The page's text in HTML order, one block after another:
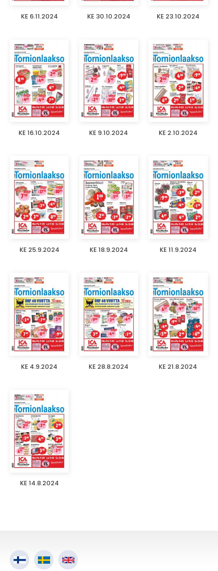
KE 6.11.2024 KE 30.10.2024 KE 23.10.2024
KE 16.10.2024 KE 9.10.2024 KE 2.10.2024
KE 25.9.2024 KE 18.9.2024 KE 11.9.2024
KE 4.9.2024 KE 28.8.2024 KE 21.8.2024
KE 14.8.2024